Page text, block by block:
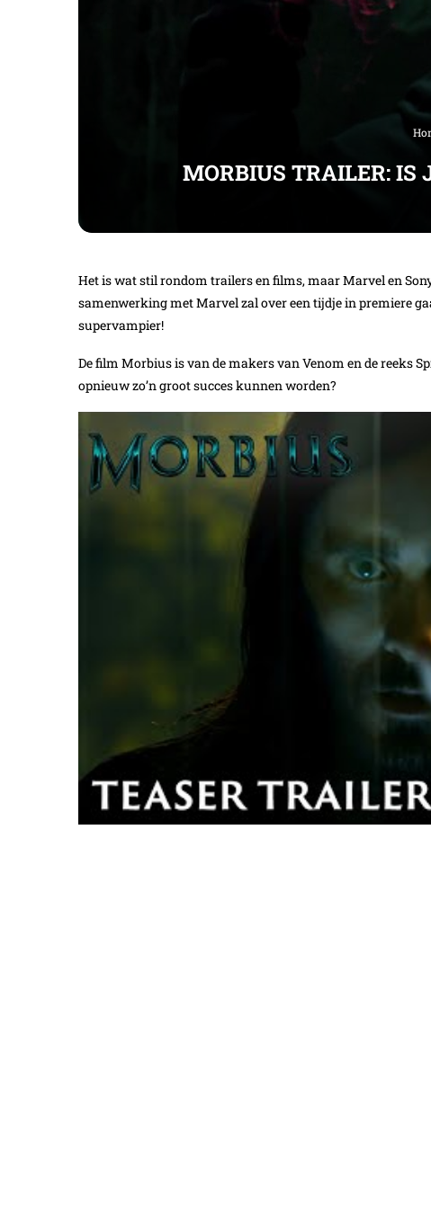
MORBIUS TRAILER: IS
Het is wat stil rondom trailers en films, maar Marvel en
samenwerking met Marvel zal over een tijdje in premiere
supervampier!
De film Morbius is van de makers van Venom en de reeks
opnieuw zo’n groot succes kunnen worden?